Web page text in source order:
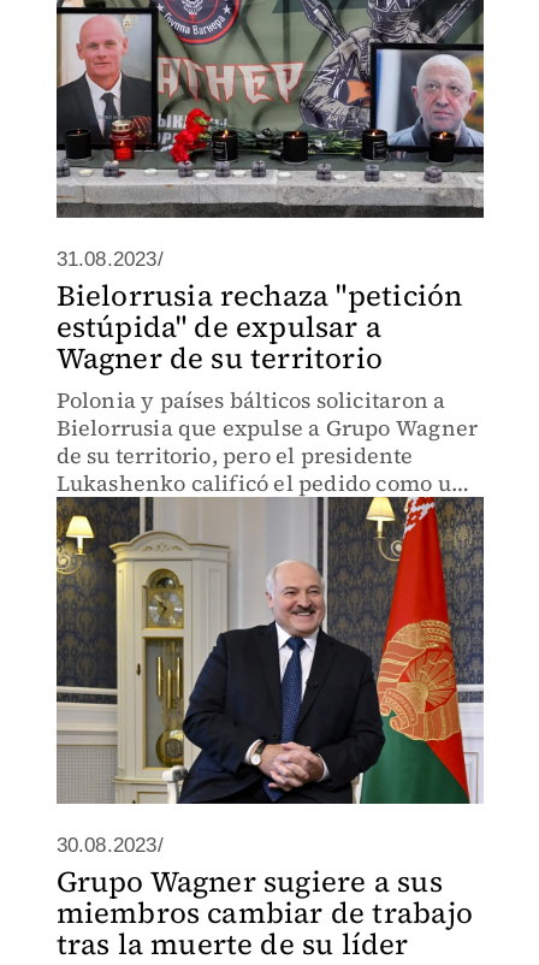
31.08.2023/
Bielorrusia rechaza "petición
estúpida" de expulsar a
Wagner de su territorio
Polonia y países bálticos solicitaron a
Bielorrusia que expulse a Grupo Wagner
de su territorio, pero el presidente
Lukashenko calificó el pedido como una
"estupidez".
30.08.2023/
Grupo Wagner sugiere a sus
miembros cambiar de trabajo
tras la muerte de su líder